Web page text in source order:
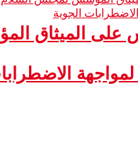
على الميثاق